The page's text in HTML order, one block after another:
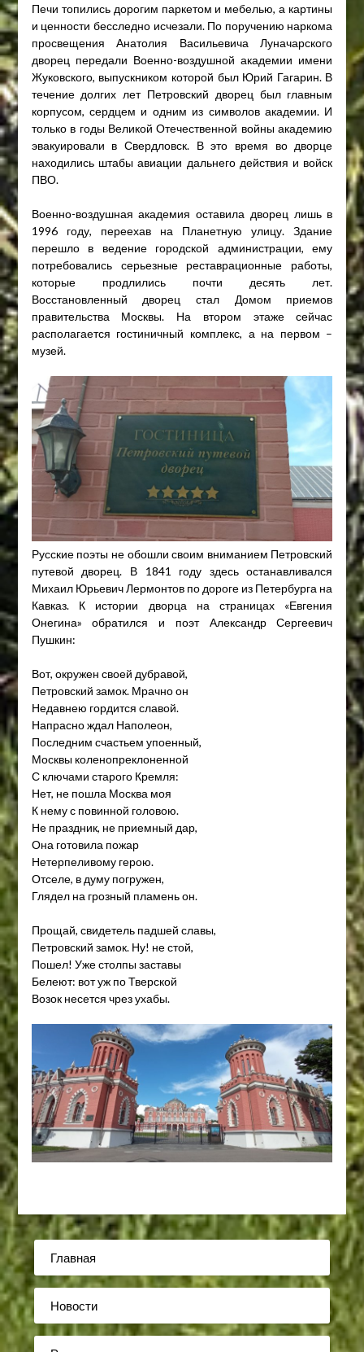
Печи топились дорогим паркетом и мебелью, а картины
и ценности бесследно исчезали. По поручению наркома
просвещения Анатолия Васильевича Луначарского
дворец передали Военно-воздушной академии имени
Жуковского, выпускником которой был Юрий Гагарин. В
течение долгих лет Петровский дворец был главным
корпусом, сердцем и одним из символов академии. И
только в годы Великой Отечественной войны академию
эвакуировали в Свердловск. В это время во дворце
находились штабы авиации дальнего действия и войск
ПВО.
Военно-воздушная академия оставила дворец лишь в
1996 году, переехав на Планетную улицу. Здание
перешло в ведение городской администрации, ему
потребовались серьезные реставрационные работы,
которые продлились почти десять лет.
Восстановленный дворец стал Домом приемов
правительства Москвы. На втором этаже сейчас
располагается гостиничный комплекс, а на первом –
музей.
Русские поэты не обошли своим вниманием Петровский
путевой дворец. В 1841 году здесь останавливался
Михаил Юрьевич Лермонтов по дороге из Петербурга на
Кавказ. К истории дворца на страницах «Евгения
Онегина» обратился и поэт Александр Сергеевич
Пушкин:
Вот, окружен своей дубравой,
Петровский замок. Мрачно он
Недавнею гордится славой.
Напрасно ждал Наполеон,
Последним счастьем упоенный,
Москвы коленопреклоненной
С ключами старого Кремля:
Нет, не пошла Москва моя
К нему с повинной головою.
Не праздник, не приемный дар,
Она готовила пожар
Нетерпеливому герою.
Отселе, в думу погружен,
Глядел на грозный пламень он.
Прощай, свидетель падшей славы,
Петровский замок. Ну! не стой,
Пошел! Уже столпы заставы
Белеют: вот уж по Тверской
Возок несется чрез ухабы.
Главная
Новости